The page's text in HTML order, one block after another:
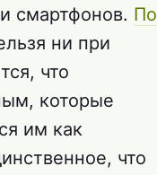
смартфонов. По
ни при
что
которые
им как
что